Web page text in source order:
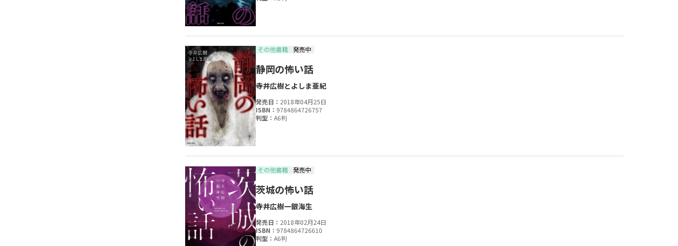
その他書籍 発売中
静岡の怖い話
寺井広樹とよしま亜紀
発売日： 2018年04月25日
ISBN： 9784864726757
判型： A6判
その他書籍 発売中
茨城の怖い話
寺井広樹一銀海生
発売日： 2018年02月24日
ISBN： 9784864726610
判型： A6判